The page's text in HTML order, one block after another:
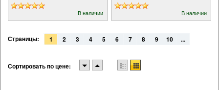
В наличии В наличии
Страницы: 1 2 3 4 5 6 7 8 9 10 ...
Сортировать по цене: